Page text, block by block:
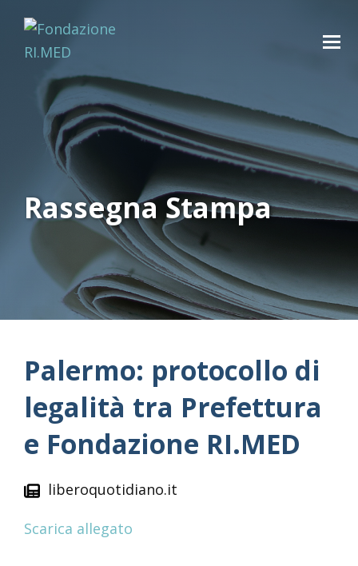
Rassegna Stampa
Palermo: protocollo di
legalità tra Prefettura
e Fondazione RI.MED
liberoquotidiano.it
Scarica allegato